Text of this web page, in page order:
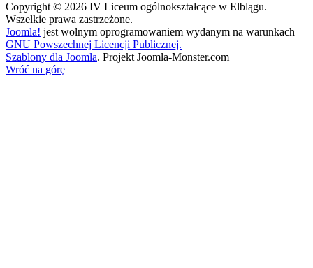
Copyright © 2026 IV Liceum ogólnokształcące w Elblągu.
Wszelkie prawa zastrzeżone.
Joomla! jest wolnym oprogramowaniem wydanym na warunkach
GNU Powszechnej Licencji Publicznej.
Szablony dla Joomla. Projekt Joomla-Monster.com
Wróć na górę